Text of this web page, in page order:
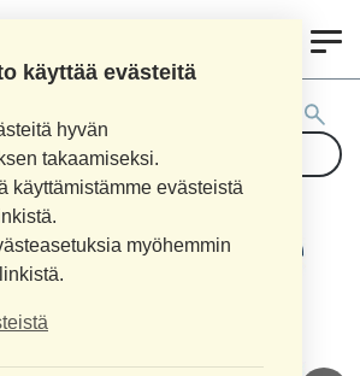
käyttää evästeitä
hyvän
takaamiseksi.
käyttämistämme evästeistä
myöhemmin